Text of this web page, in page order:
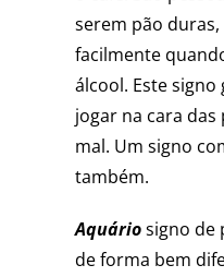
serem pão
facilmente
álcool. Este
jogar na cara das
mal. Um signo
também.
Aquáriosigno de
de forma bem